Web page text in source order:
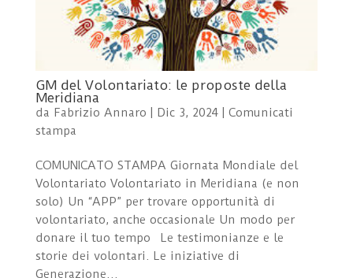
GM del Volontariato: le proposte della
Meridiana
da Fabrizio Annaro Dic 3, 2024| Comunicati
stampa
COMUNICATO STAMPA Giornata Mondiale del
Volontariato Volontariato in Meridiana (e non
solo) Un “APP” per trovare opportunità di
volontariato, anche occasionale Un modo per
donare il tuo tempo Le testimonianze e le
storie dei volontari. Le iniziative di
Generazione...